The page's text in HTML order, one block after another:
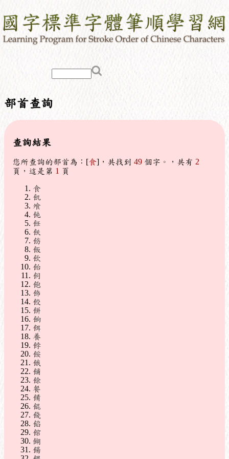
部首查詢
查詢結果
您所查詢的部首為：[食]，共找到 49 個字。，共有 2
頁，這是第 1 頁
食
飢
飧
飩
飪
飫
飭
飯
飲
飴
飼
飽
飾
餃
餅
餉
餌
養
餑
餒
餓
餔
餘
餐
餚
餛
餞
餡
館
餬
餳